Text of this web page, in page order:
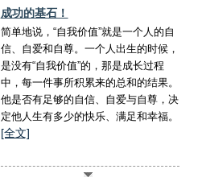
成功的基石！
简单地说，“自我价值”就是一个人的自
信、自爱和自尊。一个人出生的时候，
是没有“自我价值”的，那是成长过程
中，每一件事所积累来的总和的结果。
他是否有足够的自信、自爱与自尊，决
定他人生有多少的快乐、满足和幸福。
[全文]